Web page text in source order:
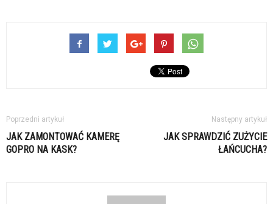
Poprzedni artykuł
JAK ZAMONTOWAĆ KAMERĘ
GOPRO NA KASK?
Następny artykuł
JAK SPRAWDZIĆ ZUŻYCIE
ŁAŃCUCHA?